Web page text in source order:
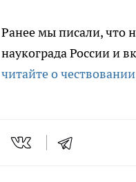
Ранее мы писали, что
наукограда России и
читайте о